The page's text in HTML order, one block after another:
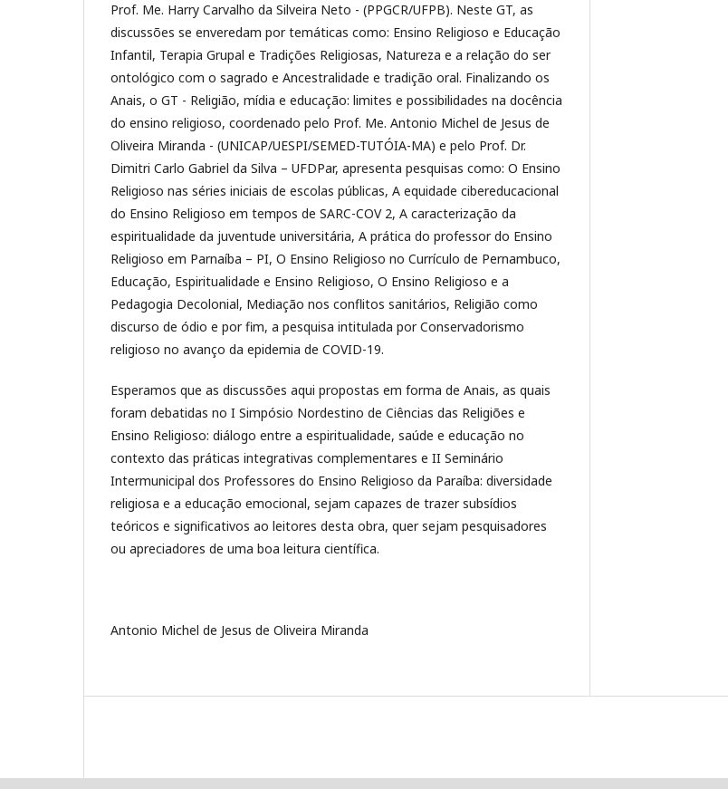
Prof. Me. Harry Carvalho da Silveira Neto - (PPGCR/UFPB). Neste GT, as
discussões se enveredam por temáticas como: Ensino Religioso e Educação
Infantil, Terapia Grupal e Tradições Religiosas, Natureza e a relação do ser
ontológico com o sagrado e Ancestralidade e tradição oral. Finalizando os
Anais, o GT - Religião, mídia e educação: limites e possibilidades na docência
do ensino religioso, coordenado pelo Prof. Me. Antonio Michel de Jesus de
Oliveira Miranda - (UNICAP/UESPI/SEMED-TUTÓIA-MA) e pelo Prof. Dr.
Dimitri Carlo Gabriel da Silva – UFDPar, apresenta pesquisas como: O Ensino
Religioso nas séries iniciais de escolas públicas, A equidade cibereducacional
do Ensino Religioso em tempos de SARC-COV 2, A caracterização da
espiritualidade da juventude universitária, A prática do professor do Ensino
Religioso em Parnaíba – PI, O Ensino Religioso no Currículo de Pernambuco,
Educação, Espiritualidade e Ensino Religioso, O Ensino Religioso e a
Pedagogia Decolonial, Mediação nos conflitos sanitários, Religião como
discurso de ódio e por fim, a pesquisa intitulada por Conservadorismo
religioso no avanço da epidemia de COVID-19.
Esperamos que as discussões aqui propostas em forma de Anais, as quais
foram debatidas no I Simpósio Nordestino de Ciências das Religiões e
Ensino Religioso: diálogo entre a espiritualidade, saúde e educação no
contexto das práticas integrativas complementares e II Seminário
Intermunicipal dos Professores do Ensino Religioso da Paraíba: diversidade
religiosa e a educação emocional, sejam capazes de trazer subsídios
teóricos e significativos ao leitores desta obra, quer sejam pesquisadores
ou apreciadores de uma boa leitura científica.
Antonio Michel de Jesus de Oliveira Miranda